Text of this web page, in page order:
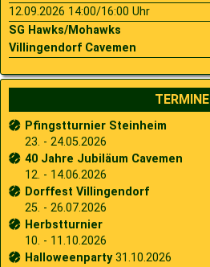
12.09.2026 14:00/16:00 Uhr
SG Hawks/Mohawks
Villingendorf Cavemen
TERMINE
Pfingstturnier Steinheim
23. - 24.05.2026
40 Jahre Jubiläum Cavemen
12. - 14.06.2026
Dorffest Villingendorf
25. - 26.07.2026
Herbstturnier
10. - 11.10.2026
Halloweenparty31.10.2026